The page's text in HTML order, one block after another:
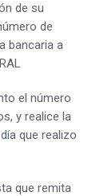
de su
de
bancaria a
el número
y realice la
que realizo
que remita